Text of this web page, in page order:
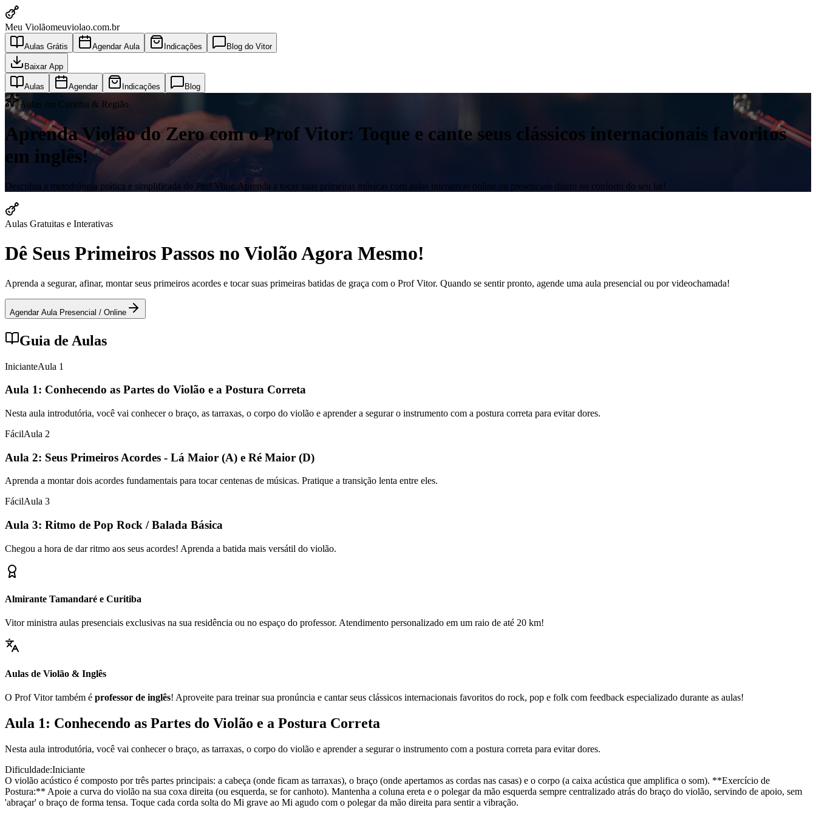
Meu Violãomeuviolao.com.br
Aulas Grátis Agendar Aula Indicações Blog do Vitor
Baixar App
Aulas Agendar Indicações Blog
Aulas em Curitiba & Região
Aprenda Violão do Zero com o Prof Vitor: Toque e cante seus clássicos internacionais favoritos
em inglês!
Descubra a metodologia prática e simplificada do Prof Vitor. Aprenda a tocar suas primeiras músicas com aulas interativas online ou presenciais direto no conforto do seu lar!
Aulas Gratuitas e Interativas
Dê Seus Primeiros Passos no Violão Agora Mesmo!
Aprenda a segurar, afinar, montar seus primeiros acordes e tocar suas primeiras batidas de graça com o Prof Vitor. Quando se sentir pronto, agende uma aula presencial ou por videochamada!
Agendar Aula Presencial / Online
Guia de Aulas
InicianteAula 1
Aula 1: Conhecendo as Partes do Violão e a Postura Correta
Nesta aula introdutória, você vai conhecer o braço, as tarraxas, o corpo do violão e aprender a segurar o instrumento com a postura correta para evitar dores.
FácilAula 2
Aula 2: Seus Primeiros Acordes - Lá Maior (A) e Ré Maior (D)
Aprenda a montar dois acordes fundamentais para tocar centenas de músicas. Pratique a transição lenta entre eles.
FácilAula 3
Aula 3: Ritmo de Pop Rock / Balada Básica
Chegou a hora de dar ritmo aos seus acordes! Aprenda a batida mais versátil do violão.
Almirante Tamandaré e Curitiba
Vitor ministra aulas presenciais exclusivas na sua residência ou no espaço do professor. Atendimento personalizado em um raio de até 20 km!
Aulas de Violão & Inglês
O Prof Vitor também é professor de inglês! Aproveite para treinar sua pronúncia e cantar seus clássicos internacionais favoritos do rock, pop e folk com feedback especializado durante as aulas!
Aula 1: Conhecendo as Partes do Violão e a Postura Correta
Nesta aula introdutória, você vai conhecer o braço, as tarraxas, o corpo do violão e aprender a segurar o instrumento com a postura correta para evitar dores.
Dificuldade:Iniciante
O violão acústico é composto por três partes principais: a cabeça (onde ficam as tarraxas), o braço (onde apertamos as cordas nas casas) e o corpo (a caixa acústica que amplifica o som). **Exercício de
Postura:** Apoie a curva do violão na sua coxa direita (ou esquerda, se for canhoto). Mantenha a coluna ereta e o polegar da mão esquerda sempre centralizado atrás do braço do violão, servindo de apoio, sem
'abraçar' o braço de forma tensa. Toque cada corda solta do Mi grave ao Mi agudo com o polegar da mão direita para sentir a vibração.